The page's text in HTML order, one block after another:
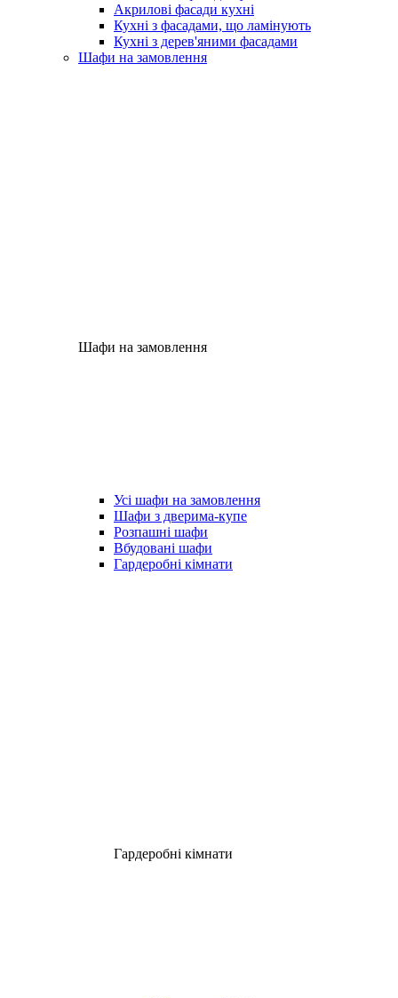
Акрилові фасади кухні
Кухні з фасадами, що ламінують
Кухні з дерев'яними фасадами
Шафи на замовлення
Шафи на замовлення
Усі шафи на замовлення
Шафи з дверима-купе
Розпашні шафи
Вбудовані шафи
Гардеробні кімнати
Гардеробні кімнати